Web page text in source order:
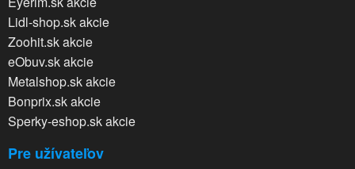
Lidl-shop.sk akcie
Zoohit.sk akcie
eObuv.sk akcie
Metalshop.sk akcie
Bonprix.sk akcie
Sperky-eshop.sk akcie
Pre užívateľov